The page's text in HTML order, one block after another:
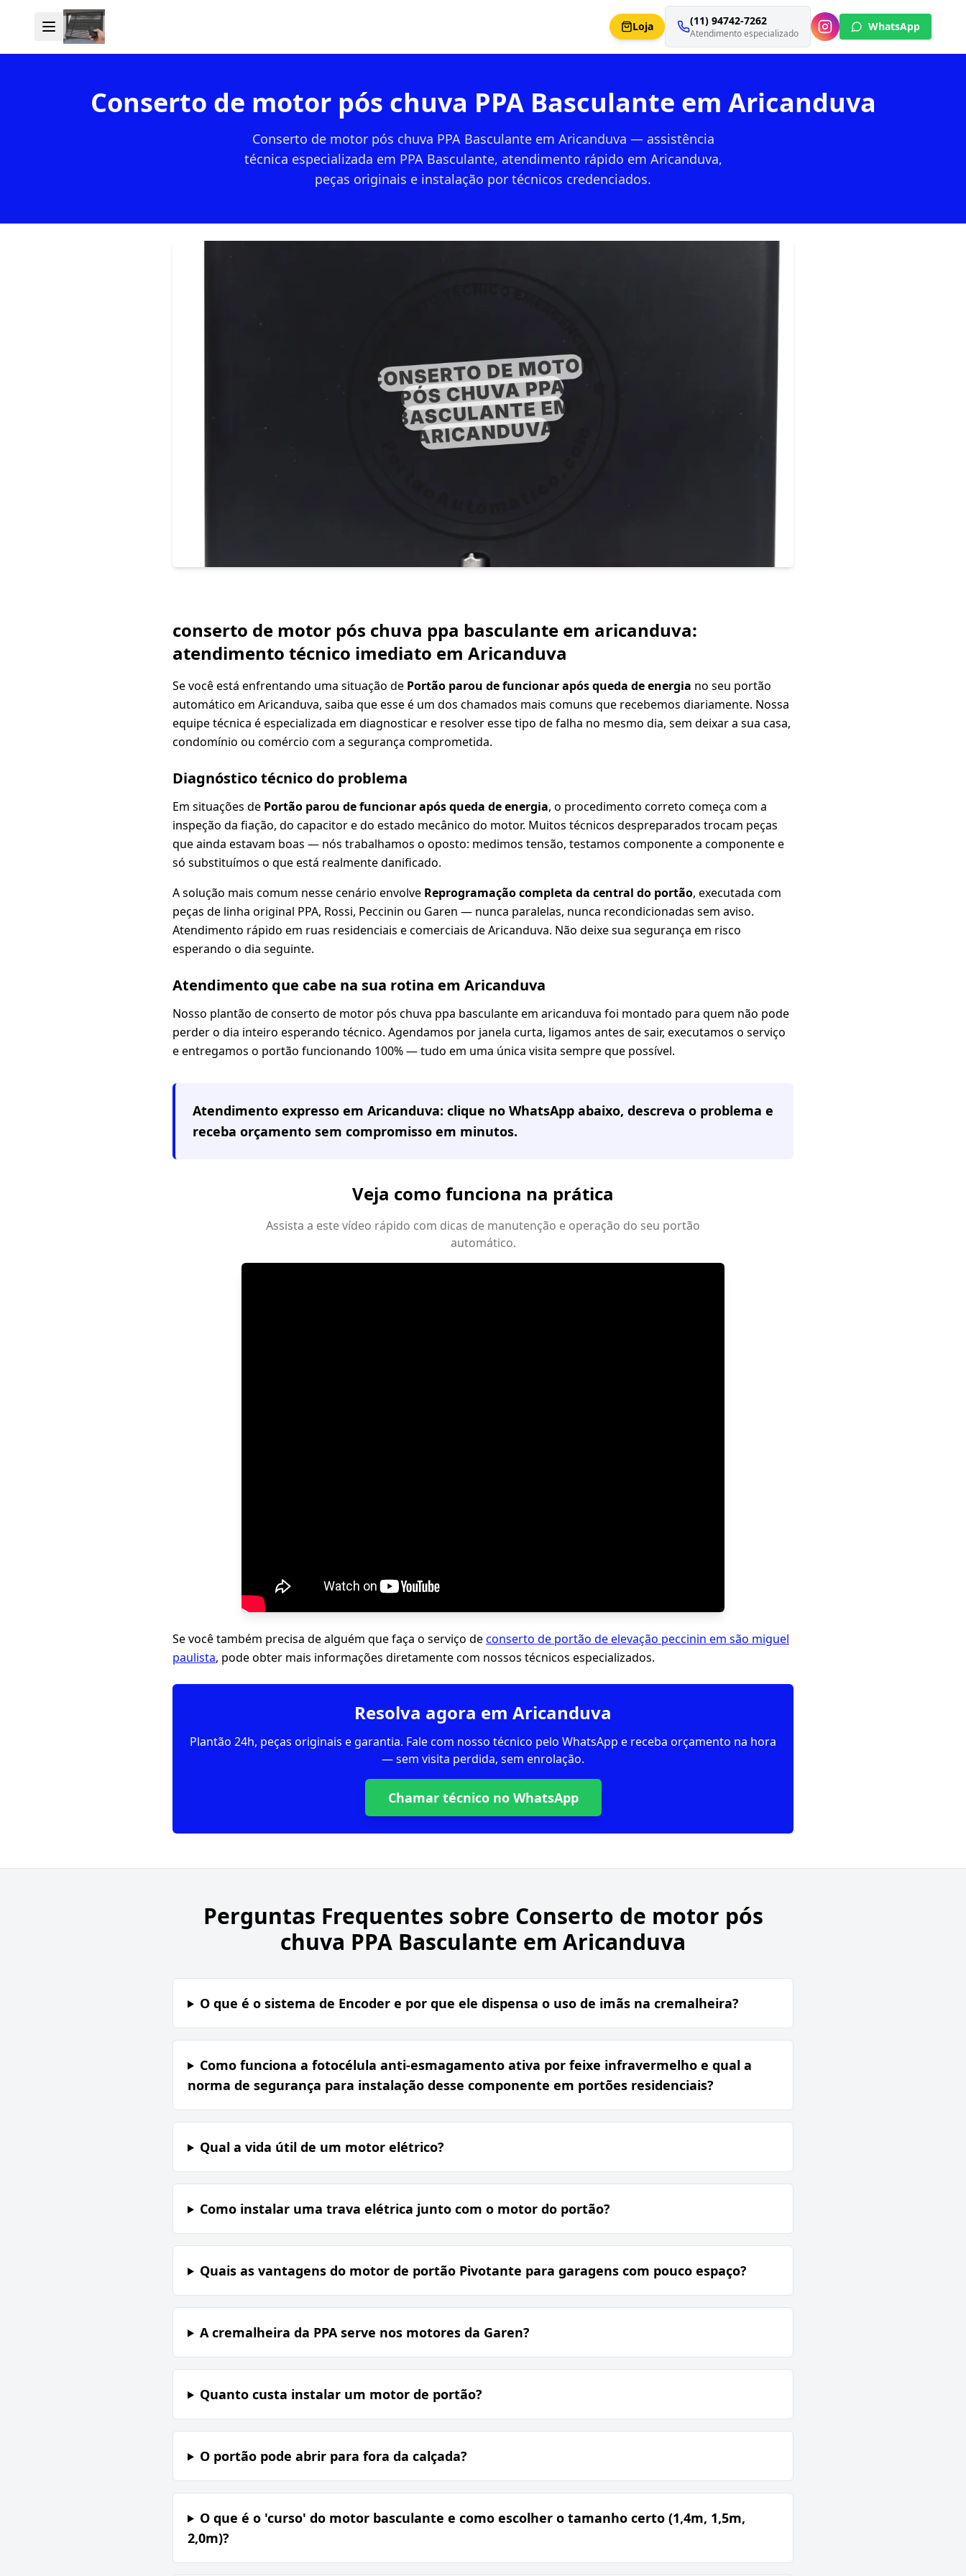
Loja (11) 94742-7262
Atendimento especializado
WhatsApp
Conserto de motor pós chuva PPA Basculante em Aricanduva
Conserto de motor pós chuva PPA Basculante em Aricanduva — assistência
técnica especializada em PPA Basculante, atendimento rápido em Aricanduva,
peças originais e instalação por técnicos credenciados.
conserto de motor pós chuva ppa basculante em aricanduva:
atendimento técnico imediato em Aricanduva
Se você está enfrentando uma situação de Portão parou de funcionar após queda de energia no seu portão
automático em Aricanduva, saiba que esse é um dos chamados mais comuns que recebemos diariamente. Nossa
equipe técnica é especializada em diagnosticar e resolver esse tipo de falha no mesmo dia, sem deixar a sua casa,
condomínio ou comércio com a segurança comprometida.
Diagnóstico técnico do problema
Em situações de Portão parou de funcionar após queda de energia, o procedimento correto começa com a
inspeção da fiação, do capacitor e do estado mecânico do motor. Muitos técnicos despreparados trocam peças
que ainda estavam boas — nós trabalhamos o oposto: medimos tensão, testamos componente a componente e
só substituímos o que está realmente danificado.
A solução mais comum nesse cenário envolve Reprogramação completa da central do portão, executada com
peças de linha original PPA, Rossi, Peccinin ou Garen — nunca paralelas, nunca recondicionadas sem aviso.
Atendimento rápido em ruas residenciais e comerciais de Aricanduva. Não deixe sua segurança em risco
esperando o dia seguinte.
Atendimento que cabe na sua rotina em Aricanduva
Nosso plantão de conserto de motor pós chuva ppa basculante em aricanduva foi montado para quem não pode
perder o dia inteiro esperando técnico. Agendamos por janela curta, ligamos antes de sair, executamos o serviço
e entregamos o portão funcionando 100% — tudo em uma única visita sempre que possível.
Atendimento expresso em Aricanduva: clique no WhatsApp abaixo, descreva o problema e
receba orçamento sem compromisso em minutos.
Veja como funciona na prática
Assista a este vídeo rápido com dicas de manutenção e operação do seu portão
automático.
Se você também precisa de alguém que faça o serviço deconserto de portão de elevação peccinin em são miguel
paulista, pode obter mais informações diretamente com nossos técnicos especializados.
Resolva agora em Aricanduva
Plantão 24h, peças originais e garantia. Fale com nosso técnico pelo WhatsApp e receba orçamento na hora
— sem visita perdida, sem enrolação.
Chamar técnico no WhatsApp
Perguntas Frequentes sobre Conserto de motor pós
chuva PPA Basculante em Aricanduva
O que é o sistema de Encoder e por que ele dispensa o uso de imãs na cremalheira?
Como funciona a fotocélula anti-esmagamento ativa por feixe infravermelho e qual a
norma de segurança para instalação desse componente em portões residenciais?
Qual a vida útil de um motor elétrico?
Como instalar uma trava elétrica junto com o motor do portão?
Quais as vantagens do motor de portão Pivotante para garagens com pouco espaço?
A cremalheira da PPA serve nos motores da Garen?
Quanto custa instalar um motor de portão?
O portão pode abrir para fora da calçada?
O que é o 'curso' do motor basculante e como escolher o tamanho certo (1,4m, 1,5m,
2,0m)?